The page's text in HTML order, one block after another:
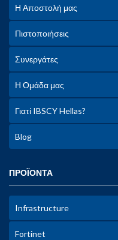
Η Αποστολή μας
Πιστοποιήσεις
Συνεργάτες
Η Ομάδα μας
Γιατί IBSCY Hellas?
Blog
ΠΡΟΪΟΝΤΑ
Infrastructure
Fortinet